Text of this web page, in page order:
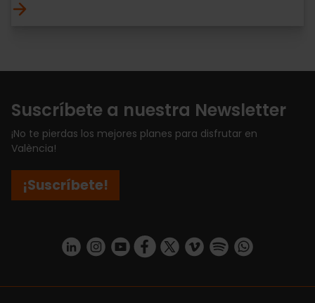
Suscríbete a nuestra Newsletter
¡No te pierdas los mejores planes para disfrutar en
València!
¡Suscríbete!
https://www.linkedin.com/company/turismo-valencia/mycompany/
https://www.instagram.com/visit_valencia/
https://www.youtube.com/user/
https://www.facebook.com/
https://twitter.com/
https://vimeo.com/
https://https://api.whatsapp.com/